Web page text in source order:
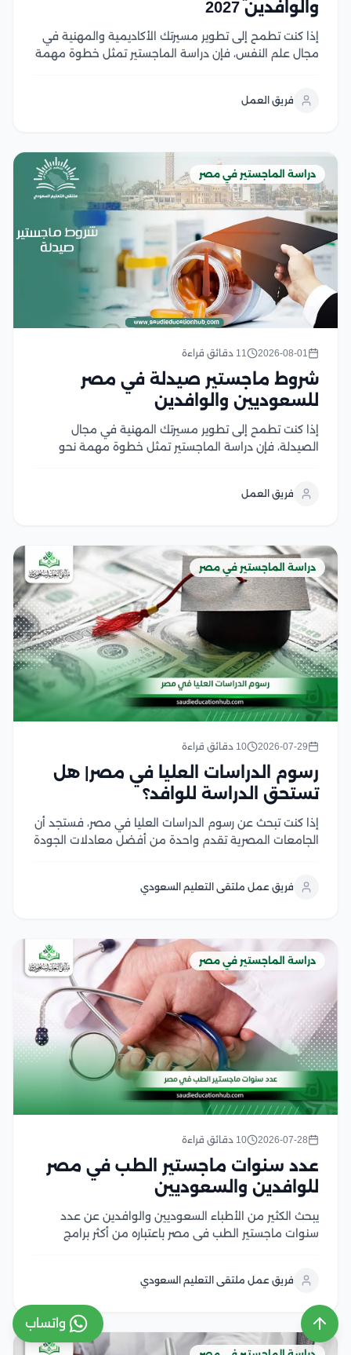
والوافدين 2027
إذا كنت تطمح إلى تطوير مسيرتك الأكاديمية والمهنية في
مجال علم النفس، فإن دراسة الماجستير تمثل خطوة مهمة
استعدادك الكامل، وفي هذا المقال نستعرض...
فريق العمل
دراسة الماجستير في مصر
2026-08-01 11 دقائق قراءة
شروط ماجستير صيدلة في مصر
للسعوديين والوافدين
إذا كنت تطمح إلى تطوير مسيرتك المهنية في مجال
الصيدلة، فإن دراسة الماجستير تمثل خطوة مهمة نحو
القبول، والوثائق المطلوبة، وآلية التسجيل في الجامعات...
فريق العمل
دراسة الماجستير في مصر
2026-07-29 10 دقائق قراءة
رسوم الدراسات العليا في مصر| هل
تستحق الدراسة للوافد؟
إذا كنت تبحث عن رسوم الدراسات العليا في مصر، فستجد أن
الجامعات المصرية تقدم واحدة من أفضل معادلات الجودة
والتخصص، والدرجة العلمية، مع وجود...
فريق عمل ملتقى التعليم السعودي
دراسة الماجستير في مصر
2026-07-28 10 دقائق قراءة
عدد سنوات ماجستير الطب في مصر
للوافدين والسعوديين
يبحث الكثير من الأطباء السعوديين والوافدين عن عدد
سنوات ماجستير الطب في مصر باعتباره من أكثر برامج
كما يهتم الأطباء بمعرفة مدة دراسة الماجستير في...
فريق عمل ملتقى التعليم السعودي
واتساب